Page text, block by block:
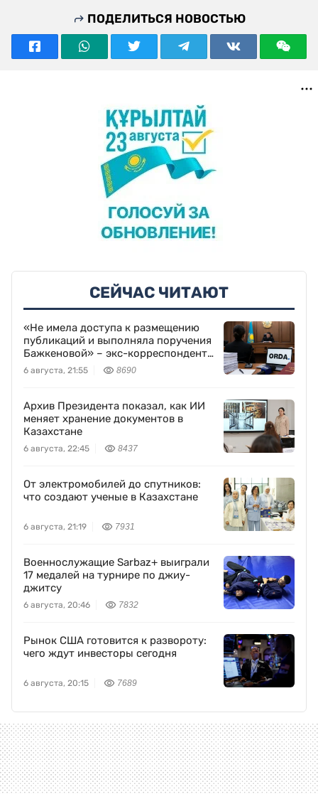
ПОДЕЛИТЬСЯ НОВОСТЬЮ
СЕЙЧАС ЧИТАЮТ
«Не имела доступа к размещению
публикаций и выполняла поручения
Бажкеновой» – экс-корреспондент
Orda.kz Дуйсенова
6 августа, 21:55 8690
Архив Президента показал, как ИИ
меняет хранение документов в
Казахстане
6 августа, 22:45 8437
От электромобилей до спутников:
что создают ученые в Казахстане
6 августа, 21:19 7931
Военнослужащие Sarbaz+ выиграли
17 медалей на турнире по джиу-
джитсу
6 августа, 20:46 7832
Рынок США готовится к развороту:
чего ждут инвесторы сегодня
6 августа, 20:15 7689